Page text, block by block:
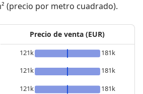
(precio por metro cuadrado).
Precio de venta (EUR)
121k
181k
121k
181k
121k
181k